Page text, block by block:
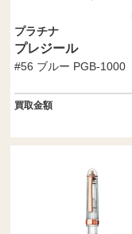
プラチナ
プレジール
#56 ブルー PGB-1000
買取金額